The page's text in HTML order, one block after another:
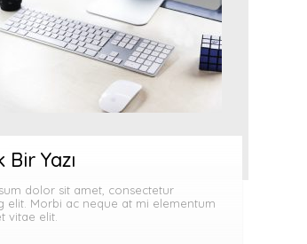
Yazı
dolor sit amet, consectetur
elit. Morbi ac neque at mi elementum
vitae elit.